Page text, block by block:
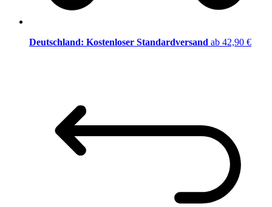
Deutschland: Kostenloser Standardversand ab 42,90 €